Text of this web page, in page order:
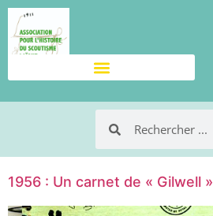
1956 : Un carnet de « Gilwell »